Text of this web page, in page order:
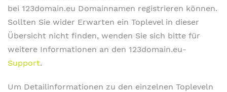
bei 123domain.eu Domainnamen registrieren können.
Sollten Sie wider Erwarten ein Toplevel in dieser
Übersicht nicht finden, wenden Sie sich bitte für
weitere Informationen an den 123domain.eu-
Support.
Um Detailinformationen zu den einzelnen Topleveln